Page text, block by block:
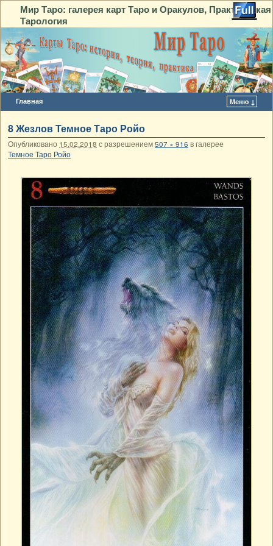
Мир Таро: галерея карт Таро и Оракулов, Практическая
Тарология
Главная Меню ↓
8 Жезлов Темное Таро Ройо
Опубликовано 15.02.2018 с разрешением507 × 916 в галерее
Темное Таро Ройо